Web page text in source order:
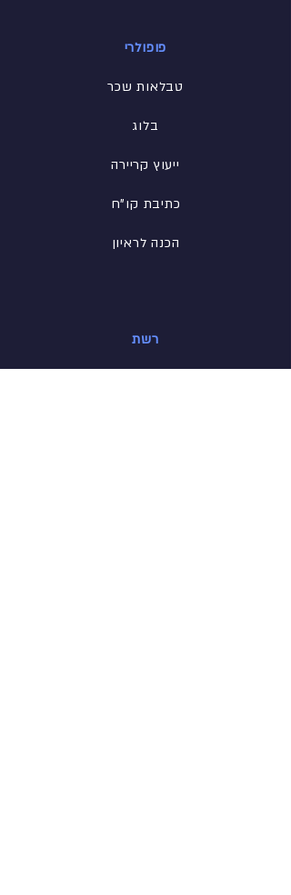
פופולרי
טבלאות שכר
בלוג
ייעוץ קריירה
כתיבת קו"ח
הכנה לראיון
רשת